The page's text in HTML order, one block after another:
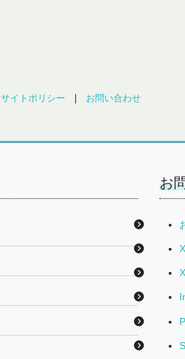
サイトポリシー お問い合わせ
お